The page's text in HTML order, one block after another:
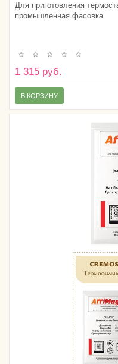
Для приготовления
промышленная фасовка
1 315 руб.
В КОРЗИНУ